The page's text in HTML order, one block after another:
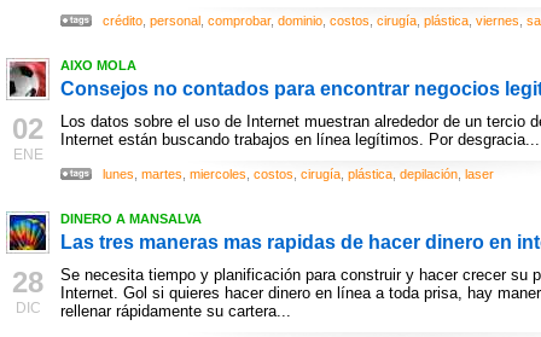
crédito personal comprobar, dominio costos cirugía plástica viernes
02
ENE
AIXO MOLA
Consejos no contados para encontrar negocios
Los datos sobre el uso de Internet muestran alrededor de un tercio
Internet están buscando trabajos en línea legítimos. Por desgracia...
lunes martes miercoles costos cirugía plástica depilación laser
28
DIC
DINERO A MANSALVA
Las tres maneras mas rapidas de hacer dinero en
Se necesita tiempo y planificación para construir y hacer crecer su
Internet. Gol si quieres hacer dinero en línea a toda prisa, hay
rellenar rápidamente su cartera...